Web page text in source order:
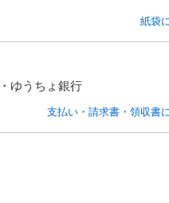
紙袋
ゆうちょ銀行
支払い・請求書・領収書